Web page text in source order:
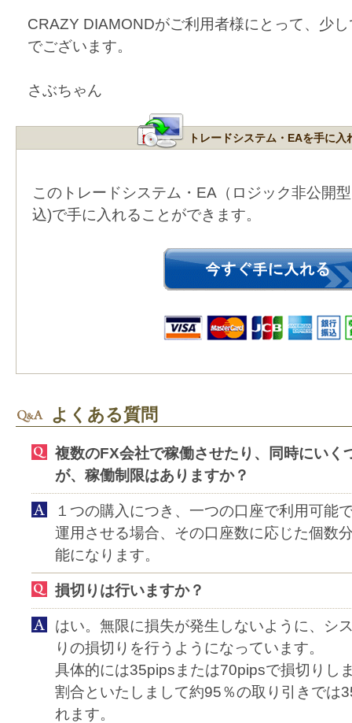
CRAZY DIAMONDがご利用者様にとって、少
でございます。
さぶちゃん
トレードシステム・EAを手に入
このトレードシステム・EA（ロジック非公開
込)で手に入れることができます。
よくある質問
複数のFX会社で稼働させたり、同時にいく
が、稼働制限はありますか？
１つの購入につき、一つの口座で利用可能
運用させる場合、その口座数に応じた個数
能になります。
損切りは行いますか？
はい。無限に損失が発生しないように、シ
りの損切りを行うようになっています。
具体的には35pipsまたは70pipsで損切りし
割合といたしまして約95％の取り引きでは
れます。